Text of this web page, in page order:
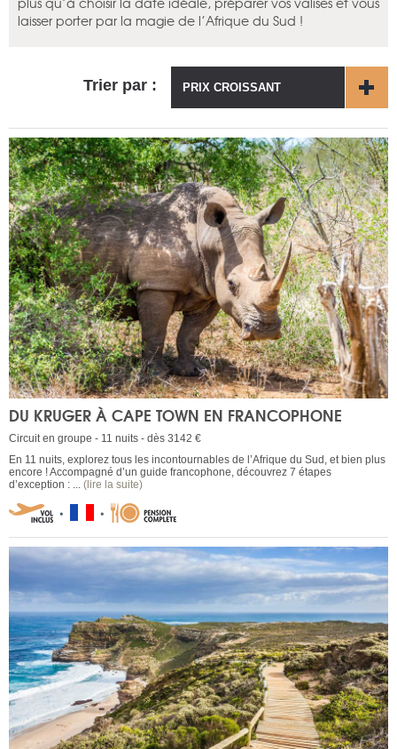
laisser porter par la magie de l’Afrique du Sud !
Trier par : PRIX CROISSANT
DU KRUGER À CAPE TOWN EN FRANCOPHONE
Circuit en groupe - 11 nuits - dès 3142 €
En 11 nuits, explorez tous les incontournables de l’Afrique du Sud, et bien plus
encore ! Accompagné d’un guide francophone, découvrez 7 étapes
d’exception : ... (lire la suite)